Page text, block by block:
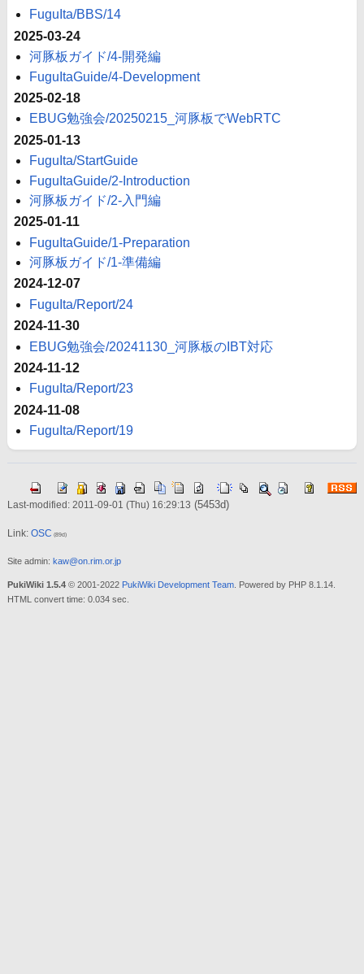
FuguIta/BBS/14
2025-03-24
河豚板ガイド/4-開発編
FuguItaGuide/4-Development
2025-02-18
EBUG勉強会/20250215_河豚板でWebRTC
2025-01-13
FuguIta/StartGuide
FuguItaGuide/2-Introduction
河豚板ガイド/2-入門編
2025-01-11
FuguItaGuide/1-Preparation
河豚板ガイド/1-準備編
2024-12-07
FuguIta/Report/24
2024-11-30
EBUG勉強会/20241130_河豚板のIBT対応
2024-11-12
FuguIta/Report/23
2024-11-08
FuguIta/Report/19
Last-modified: 2011-09-01 (Thu) 16:29:13 (5453d)
Link: OSC (89d)
Site admin: kaw@on.rim.or.jp
PukiWiki 1.5.4© 2001-2022 PukiWiki Development Team. Powered by PHP 8.1.14.
HTML convert time: 0.034 sec.